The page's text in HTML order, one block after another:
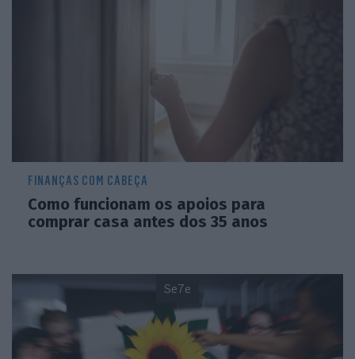
FINANÇAS COM CABEÇA
Como funcionam os apoios para
comprar casa antes dos 35 anos
Se7e